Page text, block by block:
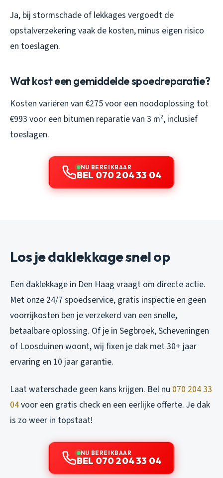
Ja, bij stormschade of lekkages vergoedt de
opstalverzekering vaak de kosten, minus eigen risico
en toeslagen.
Wat kost een gemiddelde spoedreparatie?
Kosten variëren van €275 voor een noodoplossing tot
€993 voor een bitumen reparatie van 3 m², inclusief
toeslagen.
NU BEREIKBAAR
BEL 070 204 33 04
Los je daklekkage snel op
Een daklekkage in Den Haag vraagt om directe actie.
Met onze 24/7 spoedservice, gratis inspectie en geen
voorrijkosten ben je verzekerd van een snelle,
betaalbare oplossing. Of je in Segbroek, Scheveningen
of Loosduinen woont, wij fixen je dak met 30+ jaar
ervaring en 10 jaar garantie.
Laat waterschade geen kans krijgen. Bel nu 070 204 33
04voor een gratis check en een eerlijke offerte. Je dak
is zo weer in topstaat!
NU BEREIKBAAR
BEL 070 204 33 04